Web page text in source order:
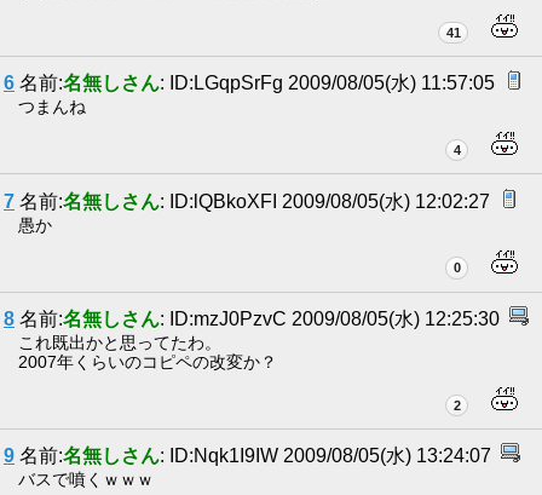
41
6 名前:名無しさん: ID:LGqpSrFg 2009/08/05(水) 11:57:05
つまんね
4
7 名前:名無しさん: ID:lQBkoXFI 2009/08/05(水) 12:02:27
愚か
0
8 名前:名無しさん: ID:mzJ0PzvC 2009/08/05(水) 12:25:30
これ既出かと思ってたわ。
2007年くらいのコピペの改変か？
2
9 名前:名無しさん: ID:Nqk1I9IW 2009/08/05(水) 13:24:07
バスで噴くｗｗｗ